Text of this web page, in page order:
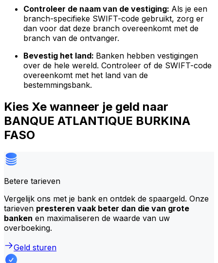
Controleer de naam van de vestiging: Als je een
branch-specifieke SWIFT-code gebruikt, zorg er
dan voor dat deze branch overeenkomt met de
branch van de ontvanger.
Bevestig het land: Banken hebben vestigingen
over de hele wereld. Controleer of de SWIFT-code
overeenkomt met het land van de
bestemmingsbank.
Kies Xe wanneer je geld naar
BANQUE ATLANTIQUE BURKINA
FASO
Betere tarieven
Vergelijk ons met je bank en ontdek de spaargeld. Onze
tarieven presteren vaak beter dan die van grote
banken en maximaliseren de waarde van uw
overboeking.
Geld sturen